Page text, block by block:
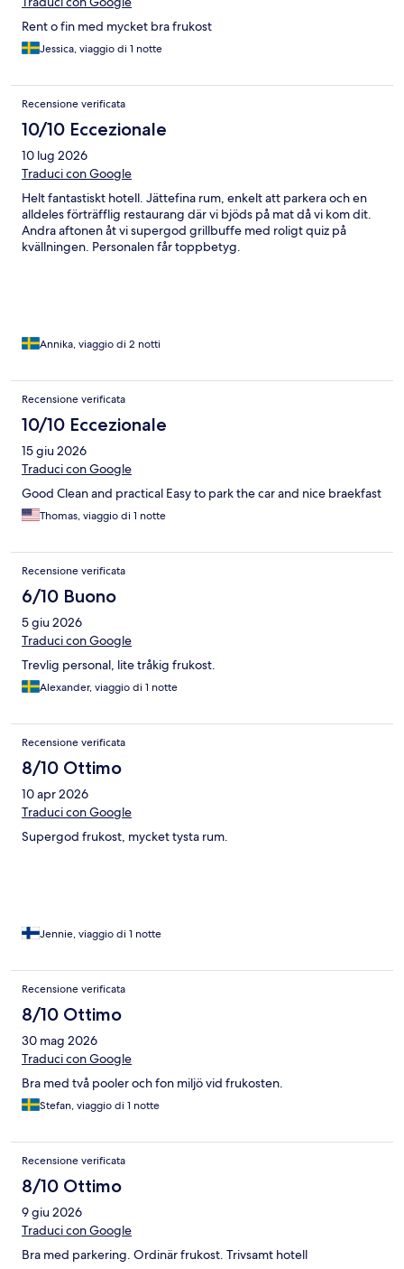
Rent o fin med mycket bra frukost
Jessica, viaggio di 1 notte
Recensione verificata
10/10 Eccezionale
10 lug 2026
Traduci con Google
Helt fantastiskt hotell. Jättefina rum, enkelt att parkera och en
alldeles förträfflig restaurang där vi bjöds på mat då vi kom dit.
Andra aftonen åt vi supergod grillbuffe med roligt quiz på
kvällningen. Personalen får toppbetyg.
Annika, viaggio di 2 notti
Recensione verificata
10/10 Eccezionale
15 giu 2026
Traduci con Google
Good Clean and practical Easy to park the car and nice braekfast
Thomas, viaggio di 1 notte
Recensione verificata
6/10 Buono
5 giu 2026
Traduci con Google
Trevlig personal, lite tråkig frukost.
Alexander, viaggio di 1 notte
Recensione verificata
8/10 Ottimo
10 apr 2026
Traduci con Google
Supergod frukost, mycket tysta rum.
Jennie, viaggio di 1 notte
Recensione verificata
8/10 Ottimo
30 mag 2026
Traduci con Google
Bra med två pooler och fon miljö vid frukosten.
Stefan, viaggio di 1 notte
Recensione verificata
8/10 Ottimo
9 giu 2026
Traduci con Google
Bra med parkering. Ordinär frukost. Trivsamt hotell